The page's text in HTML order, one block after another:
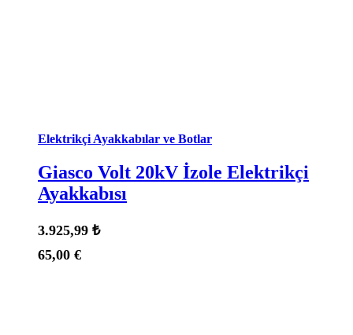
Elektrikçi Ayakkabılar ve Botlar
Giasco Volt 20kV İzole Elektrikçi
Ayakkabısı
3.925,99 ₺
65,00 €